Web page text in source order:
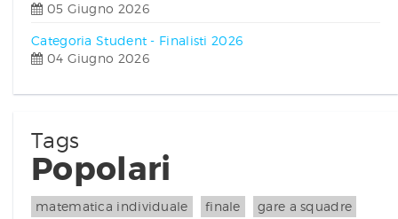
05 Giugno 2026
Categoria Student - Finalisti 2026
04 Giugno 2026
Tags
Popolari
matematica individuale finale
gare a squadre